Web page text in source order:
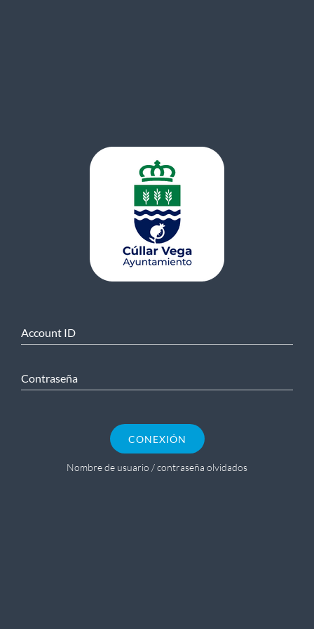
Account ID
Contraseña
CONEXIÓN
Nombre de usuario / contraseña olvidados